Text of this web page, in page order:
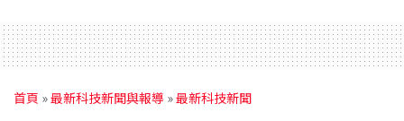
首頁 »最新科技新聞與報導 »最新科技新聞